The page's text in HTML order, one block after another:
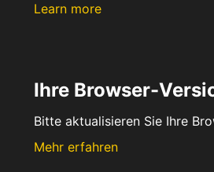
Learn more
Ihre Browser-
Bitte aktualisieren Sie Ihre
Mehr erfahren